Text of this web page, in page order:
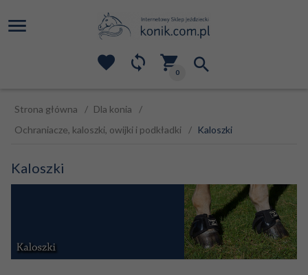
0
Strona główna
Dla konia
Ochraniacze, kaloszki, owijki i podkładki
Kaloszki
Kaloszki